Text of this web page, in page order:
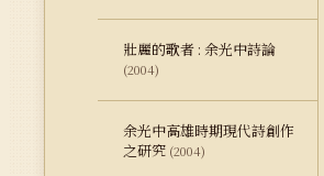
壯麗的歌者 : 余光中詩論
(2004)
余光中高雄時期現代詩創作
之研究 (2004)